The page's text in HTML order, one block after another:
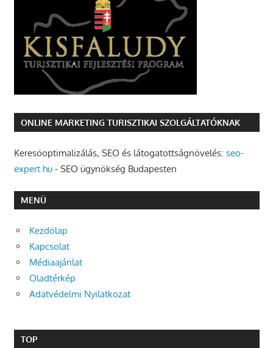
ONLINE MARKETING TURISZTIKAI SZOLGÁLTATÓKNAK
Keresőoptimalizálás, SEO és látogatottságnövelés: seo-
expert.hu- SEO ügynökség Budapesten
MENÜ
Kezdőlap
Kapcsolat
Médiaajánlat
Oladtérkép
Adatvédelmi Nyilatkozat
TOP